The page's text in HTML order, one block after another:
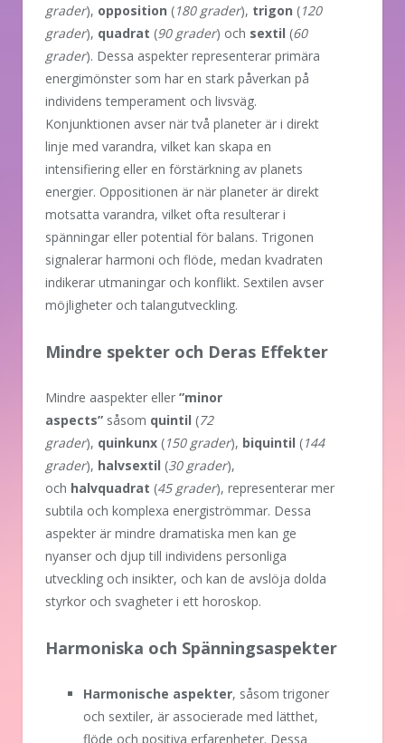
grader), opposition (180 grader), trigon (120
grader), quadrat (90 grader) och sextil (60
grader). Dessa aspekter representerar primära
energimönster som har en stark påverkan på
individens temperament och livsväg.
Konjunktionen avser när två planeter är i direkt
linje med varandra, vilket kan skapa en
intensifiering eller en förstärkning av planets
energier. Oppositionen är när planeter är direkt
motsatta varandra, vilket ofta resulterar i
spänningar eller potential för balans. Trigonen
signalerar harmoni och flöde, medan kvadraten
indikerar utmaningar och konflikt. Sextilen avser
möjligheter och talangutveckling.
Mindre spekter och Deras Effekter
Mindre aaspekter eller ”minor
aspects” såsom quintil (72
grader), quinkunx (150 grader), biquintil (144
grader), halvsextil (30 grader),
och halvquadrat (45 grader), representerar mer
subtila och komplexa energiströmmar. Dessa
aspekter är mindre dramatiska men kan ge
nyanser och djup till individens personliga
utveckling och insikter, och kan de avslöja dolda
styrkor och svagheter i ett horoskop.
Harmoniska och Spänningsaspekter
Harmonische aspekter, såsom trigoner
och sextiler, är associerade med lätthet,
flöde och positiva erfarenheter. Dessa